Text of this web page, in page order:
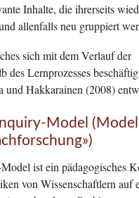
Inhalte, die ihrerseits
allenfalls neu gruppiert
sich mit dem Verlauf der
des Lernprozesses
und Hakkarainen (2008)
Model
ist ein pädagogisches
von Wissenschaftlern auf